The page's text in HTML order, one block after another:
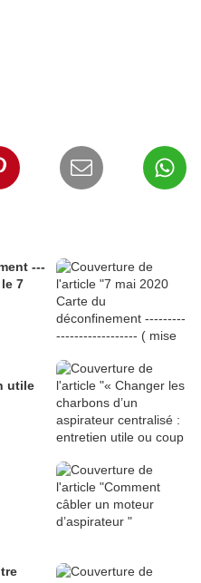
---
7
utile